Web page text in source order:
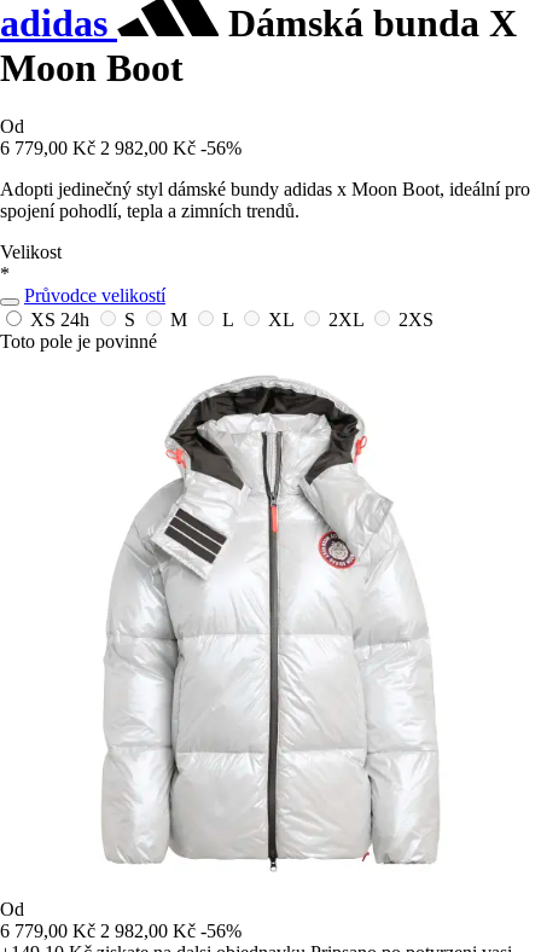
adidas
Dámská bunda X
Moon Boot
Od
6 779,00 Kč 2 982,00 Kč -56%
Adopti jedinečný styl dámské bundy adidas x Moon Boot, ideální pro
spojení pohodlí, tepla a zimních trendů.
Velikost
*
Průvodce velikostí
XS 24h S M L XL 2XL
2XS
Toto pole je povinné
Od
6 779,00 Kč 2 982,00 Kč -56%